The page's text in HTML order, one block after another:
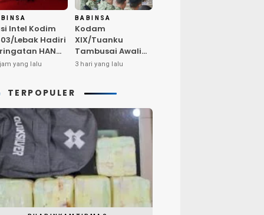
Intel Kodim
Lebak Hadiri
HAN
Tegaskan
Anak
yang lalu
BABINSA
Kodam
XIX/Tuanku
Tambusai Awali
Audit Kinerja Itjen
3 hari yang lalu
TERPOPULER